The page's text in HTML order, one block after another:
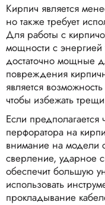
Кирпич является
но также требует
Для работы с
мощности с
достаточно мощные
повреждения
является
чтобы избежать
Если предполагается
перфоратора на
внимание на модели
сверление, ударное
обеспечит большую
использовать
прокладывание